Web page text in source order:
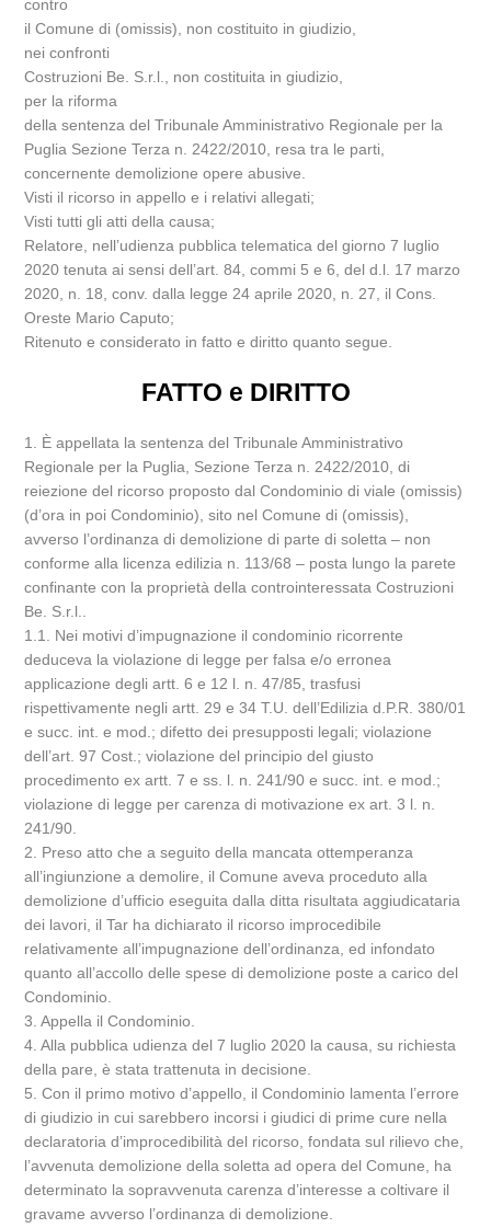
contro
il Comune di (omissis), non costituito in giudizio,
nei confronti
Costruzioni Be. S.r.l., non costituita in giudizio,
per la riforma
della sentenza del Tribunale Amministrativo Regionale per la
Puglia Sezione Terza n. 2422/2010, resa tra le parti,
concernente demolizione opere abusive.
Visti il ricorso in appello e i relativi allegati;
Visti tutti gli atti della causa;
Relatore, nell’udienza pubblica telematica del giorno 7 luglio
2020 tenuta ai sensi dell’art. 84, commi 5 e 6, del d.l. 17 marzo
2020, n. 18, conv. dalla legge 24 aprile 2020, n. 27, il Cons.
Oreste Mario Caputo;
Ritenuto e considerato in fatto e diritto quanto segue.
FATTO e DIRITTO
1. È appellata la sentenza del Tribunale Amministrativo
Regionale per la Puglia, Sezione Terza n. 2422/2010, di
reiezione del ricorso proposto dal Condominio di viale (omissis)
(d’ora in poi Condominio), sito nel Comune di (omissis),
avverso l’ordinanza di demolizione di parte di soletta – non
conforme alla licenza edilizia n. 113/68 – posta lungo la parete
confinante con la proprietà della controinteressata Costruzioni
Be. S.r.l..
1.1. Nei motivi d’impugnazione il condominio ricorrente
deduceva la violazione di legge per falsa e/o erronea
applicazione degli artt. 6 e 12 l. n. 47/85, trasfusi
rispettivamente negli artt. 29 e 34 T.U. dell’Edilizia d.P.R. 380/01
e succ. int. e mod.; difetto dei presupposti legali; violazione
dell’art. 97 Cost.; violazione del principio del giusto
procedimento ex artt. 7 e ss. l. n. 241/90 e succ. int. e mod.;
violazione di legge per carenza di motivazione ex art. 3 l. n.
241/90.
2. Preso atto che a seguito della mancata ottemperanza
all’ingiunzione a demolire, il Comune aveva proceduto alla
demolizione d’ufficio eseguita dalla ditta risultata aggiudicataria
dei lavori, il Tar ha dichiarato il ricorso improcedibile
relativamente all’impugnazione dell’ordinanza, ed infondato
quanto all’accollo delle spese di demolizione poste a carico del
Condominio.
3. Appella il Condominio.
4. Alla pubblica udienza del 7 luglio 2020 la causa, su richiesta
della pare, è stata trattenuta in decisione.
5. Con il primo motivo d’appello, il Condominio lamenta l’errore
di giudizio in cui sarebbero incorsi i giudici di prime cure nella
declaratoria d’improcedibilità del ricorso, fondata sul rilievo che,
l’avvenuta demolizione della soletta ad opera del Comune, ha
determinato la sopravvenuta carenza d’interesse a coltivare il
gravame avverso l’ordinanza di demolizione.